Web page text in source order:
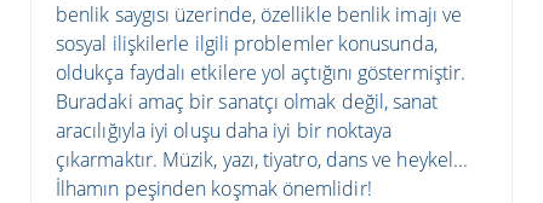
benlik saygısı üzerinde, özellikle benlik imajı ve
sosyal ilişkilerle ilgili problemler konusunda,
oldukça faydalı etkilere yol açtığını göstermiştir.
Buradaki amaç bir sanatçı olmak değil, sanat
aracılığıyla iyi oluşu daha iyi bir noktaya
çıkarmaktır. Müzik, yazı, tiyatro, dans ve heykel...
İlhamın peşinden koşmak önemlidir!